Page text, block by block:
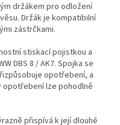
držákem pro odložení
Držák je kompatibilní
zástrčkami.
stiskací pojistkou a
DBS 8 / AK7. Spojka se
opotřebení, a
opotřebení lze pohodlně
přispívá k její dlouhé